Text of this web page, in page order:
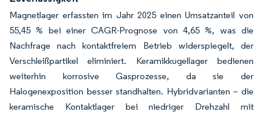
Magnetlager erfassten im Jahr 2025 einen Umsatzanteil von
55,45 % bei einer CAGR-Prognose von 4,65 %, was die
Nachfrage nach kontaktfreiem Betrieb widerspiegelt, der
Verschleißpartikel eliminiert. Keramikkugellager bedienen
weiterhin korrosive Gasprozesse, da sie der
Halogenexposition besser standhalten. Hybridvarianten – die
keramische Kontaktlager bei niedriger Drehzahl mit